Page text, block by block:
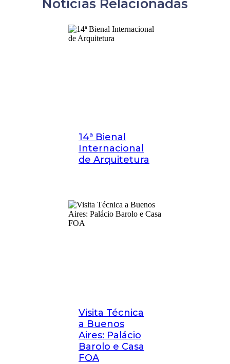
Notícias Relacionadas
14ª Bienal
Internacional
de Arquitetura
Visita Técnica
a Buenos
Aires: Palácio
Barolo e Casa
FOA